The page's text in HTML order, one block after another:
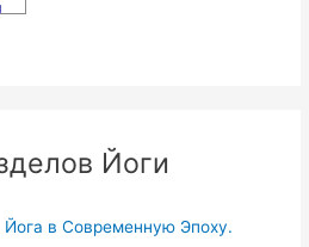
Йоги
в Современную Эпоху.